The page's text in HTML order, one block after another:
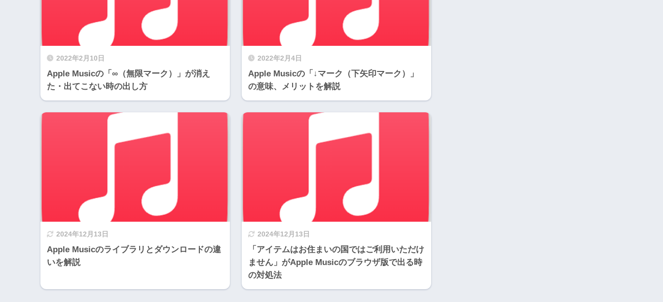
2022年2月10日
Apple Musicの「∞（無限マーク）」が消え
た・出てこない時の出し方
2022年2月4日
Apple Musicの「↓マーク（下矢印マーク）」
の意味、メリットを解説
2024年12月13日
Apple Musicのライブラリとダウンロードの違
いを解説
2024年12月13日
「アイテムはお住まいの国ではご利用いただけ
ません」がApple Musicのブラウザ版で出る時
の対処法